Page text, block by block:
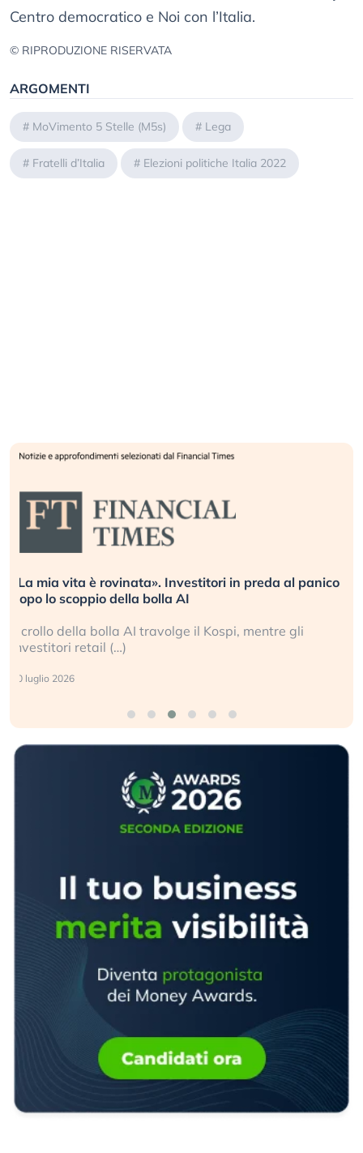
Centro democratico e Noi con l’Italia.
© RIPRODUZIONE RISERVATA
ARGOMENTI
# MoVimento 5 Stelle (M5s) # Lega
# Fratelli d’Italia # Elezioni politiche Italia 2022
«La mia vita è rovinata». Investitori in preda al panico
dopo lo scoppio della bolla AI
Il crollo della bolla AI travolge il Kospi, mentre gli
investitori retail (…)
30 luglio 2026